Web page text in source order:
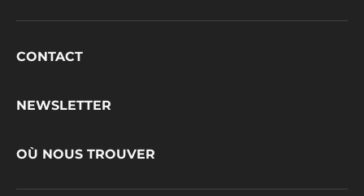
Footer
CONTACT
NEWSLETTER
OÙ NOUS TROUVER